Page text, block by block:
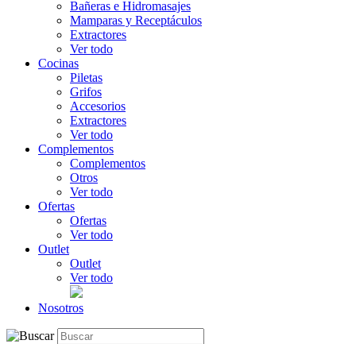
Bañeras e Hidromasajes
Mamparas y Receptáculos
Extractores
Ver todo
Cocinas
Piletas
Grifos
Accesorios
Extractores
Ver todo
Complementos
Complementos
Otros
Ver todo
Ofertas
Ofertas
Ver todo
Outlet
Outlet
Ver todo
Nosotros